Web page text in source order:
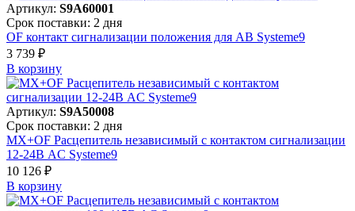
Артикул: S9A60001
Срок поставки: 2 дня
OF контакт сигнализации положения для АВ Systeme9
3 739 ₽
В корзинy
Артикул: S9A50008
Срок поставки: 2 дня
MX+OF Расцепитель независимый с контактом сигнализации
12-24В AC Systeme9
10 126 ₽
В корзинy